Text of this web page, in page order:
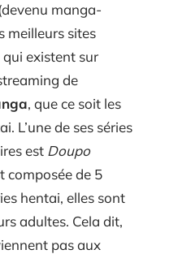
manga-
meilleurs sites
qui existent sur
de
, que ce soit les
L’une de ses séries
est Doupo
composée de 5
hentai, elles sont
adultes. Cela dit,
pas aux